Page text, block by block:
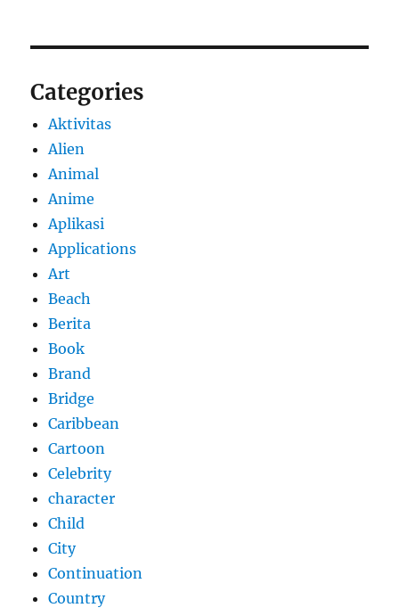
Categories
Aktivitas
Alien
Animal
Anime
Aplikasi
Applications
Art
Beach
Berita
Book
Brand
Bridge
Caribbean
Cartoon
Celebrity
character
Child
City
Continuation
Country